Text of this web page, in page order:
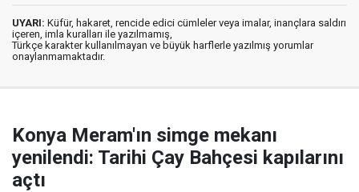
UYARI: Küfür, hakaret, rencide edici cümleler veya imalar, inançlara saldırı
içeren, imla kuralları ile yazılmamış,
Türkçe karakter kullanılmayan ve büyük harflerle yazılmış yorumlar
onaylanmamaktadır.
Konya Meram'ın simge mekanı
yenilendi: Tarihi Çay Bahçesi kapılarını
açtı